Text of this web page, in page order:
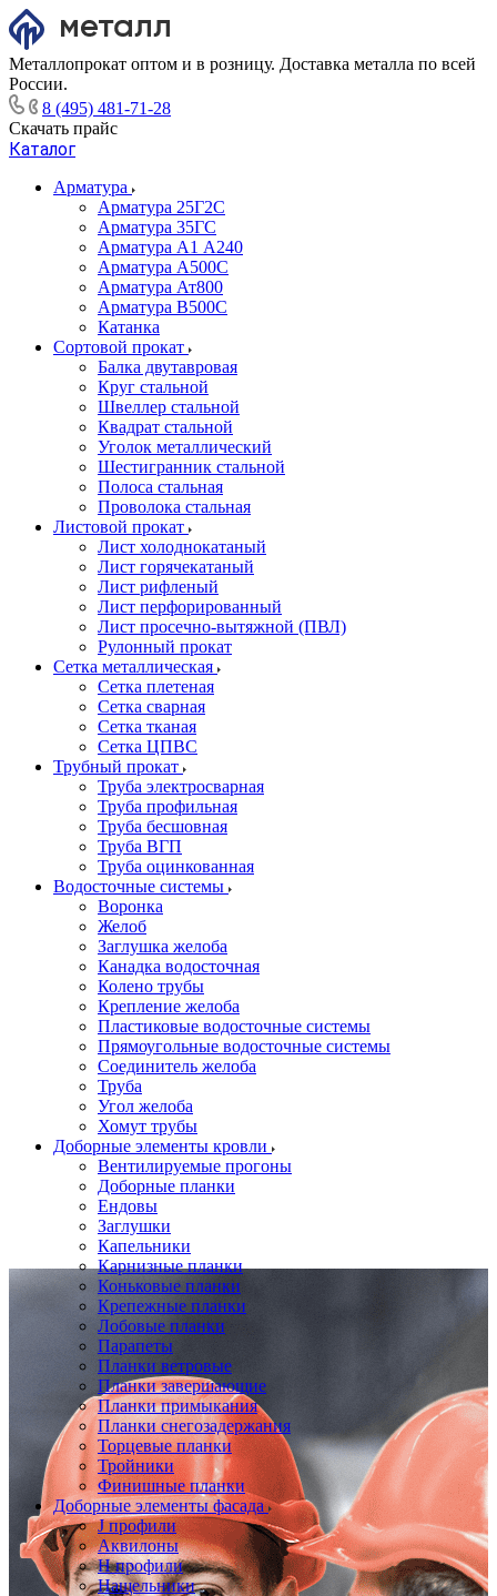
Металлопрокат оптом и в розницу. Доставка металла по всей
России.
8 (495) 481-71-28
Скачать прайс
Каталог
Арматура
Арматура 25Г2С
Арматура 35ГС
Арматура А1 А240
Арматура А500С
Арматура Ат800
Арматура В500С
Катанка
Сортовой прокат
Балка двутавровая
Круг стальной
Швеллер стальной
Квадрат стальной
Уголок металлический
Шестигранник стальной
Полоса стальная
Проволока стальная
Листовой прокат
Лист холоднокатаный
Лист горячекатаный
Лист рифленый
Лист перфорированный
Лист просечно-вытяжной (ПВЛ)
Рулонный прокат
Сетка металлическая
Сетка плетеная
Сетка сварная
Сетка тканая
Сетка ЦПВС
Трубный прокат
Труба электросварная
Труба профильная
Труба бесшовная
Труба ВГП
Труба оцинкованная
Водосточные системы
Воронка
Желоб
Заглушка желоба
Канадка водосточная
Колено трубы
Крепление желоба
Пластиковые водосточные системы
Прямоугольные водосточные системы
Соединитель желоба
Труба
Угол желоба
Хомут трубы
Доборные элементы кровли
Вентилируемые прогоны
Доборные планки
Ендовы
Заглушки
Капельники
Карнизные планки
Коньковые планки
Крепежные планки
Лобовые планки
Парапеты
Планки ветровые
Планки завершающие
Планки примыкания
Планки снегозадержания
Торцевые планки
Тройники
Финишные планки
Доборные элементы фасада
J профили
Аквилоны
Н профили
Нащельники